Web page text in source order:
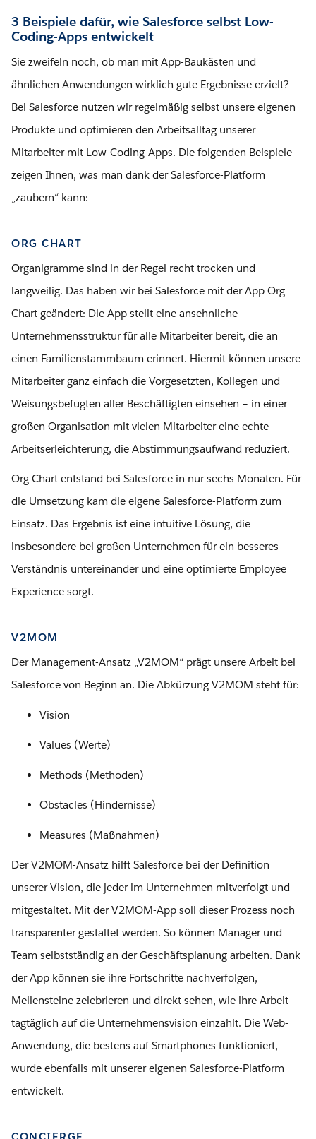
3 Beispiele dafür, wie Salesforce selbst Low-
Coding-Apps entwickelt
Sie zweifeln noch, ob man mit App-Baukästen und
ähnlichen Anwendungen wirklich gute Ergebnisse erzielt?
Bei Salesforce nutzen wir regelmäßig selbst unsere eigenen
Produkte und optimieren den Arbeitsalltag unserer
Mitarbeiter mit Low-Coding-Apps. Die folgenden Beispiele
zeigen Ihnen, was man dank der Salesforce-Platform
„zaubern“ kann:
ORG CHART
Organigramme sind in der Regel recht trocken und
langweilig. Das haben wir bei Salesforce mit der App Org
Chart geändert: Die App stellt eine ansehnliche
Unternehmensstruktur für alle Mitarbeiter bereit, die an
einen Familienstammbaum erinnert. Hiermit können unsere
Mitarbeiter ganz einfach die Vorgesetzten, Kollegen und
Weisungsbefugten aller Beschäftigten einsehen – in einer
großen Organisation mit vielen Mitarbeiter eine echte
Arbeitserleichterung, die Abstimmungsaufwand reduziert.
Org Chart entstand bei Salesforce in nur sechs Monaten. Für
die Umsetzung kam die eigene Salesforce-Platform zum
Einsatz. Das Ergebnis ist eine intuitive Lösung, die
insbesondere bei großen Unternehmen für ein besseres
Verständnis untereinander und eine optimierte Employee
Experience sorgt.
V2MOM
Der Management-Ansatz „V2MOM“ prägt unsere Arbeit bei
Salesforce von Beginn an. Die Abkürzung V2MOM steht für:
Vision
Values (Werte)
Methods (Methoden)
Obstacles (Hindernisse)
Measures (Maßnahmen)
Der V2MOM-Ansatz hilft Salesforce bei der Definition
unserer Vision, die jeder im Unternehmen mitverfolgt und
mitgestaltet. Mit der V2MOM-App soll dieser Prozess noch
transparenter gestaltet werden. So können Manager und
Team selbstständig an der Geschäftsplanung arbeiten. Dank
der App können sie ihre Fortschritte nachverfolgen,
Meilensteine zelebrieren und direkt sehen, wie ihre Arbeit
tagtäglich auf die Unternehmensvision einzahlt. Die Web-
Anwendung, die bestens auf Smartphones funktioniert,
wurde ebenfalls mit unserer eigenen Salesforce-Platform
entwickelt.